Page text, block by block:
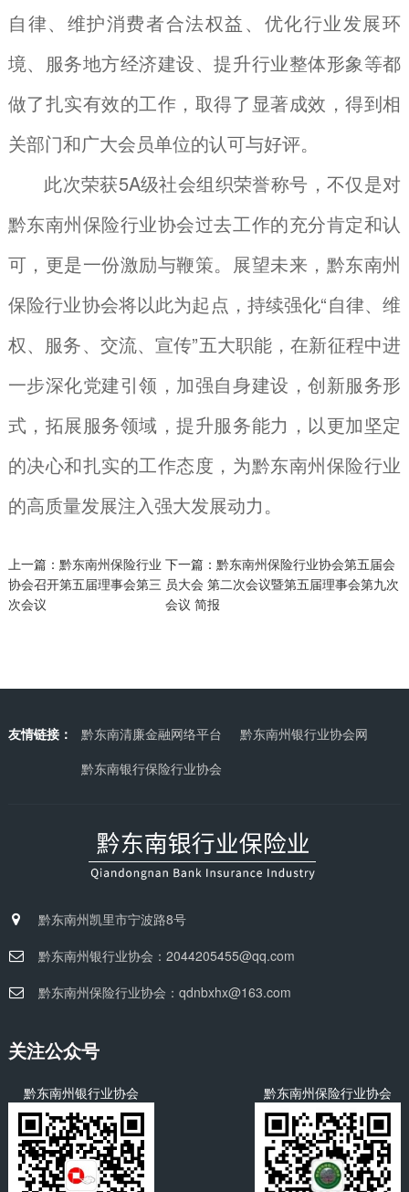
自律、维护消费者合法权益、优化行业发展环
境、服务地方经济建设、提升行业整体形象等都
做了扎实有效的工作，取得了显著成效，得到相
关部门和广大会员单位的认可与好评。
此次荣获5A级社会组织荣誉称号，不仅是对
黔东南州保险行业协会过去工作的充分肯定和认
可，更是一份激励与鞭策。展望未来，黔东南州
保险行业协会将以此为起点，持续强化“自律、维
权、服务、交流、宣传”五大职能，在新征程中进
一步深化党建引领，加强自身建设，创新服务形
式，拓展服务领域，提升服务能力，以更加坚定
的决心和扎实的工作态度，为黔东南州保险行业
的高质量发展注入强大发展动力。
上一篇： 黔东南州保险行业
协会召开第五届理事会第三
次会议
下一篇： 黔东南州保险行业协会第五届会
员大会 第二次会议暨第五届理事会第九次
会议 简报
友情链接： 黔东南清廉金融网络平台
黔东南州银行业协会网
黔东南银行保险行业协会
黔东南州凯里市宁波路8号
黔东南州银行业协会：2044205455@qq.com
黔东南州保险行业协会：qdnbxhx@163.com
关注公众号
黔东南州银行业协会 黔东南州保险行业协会